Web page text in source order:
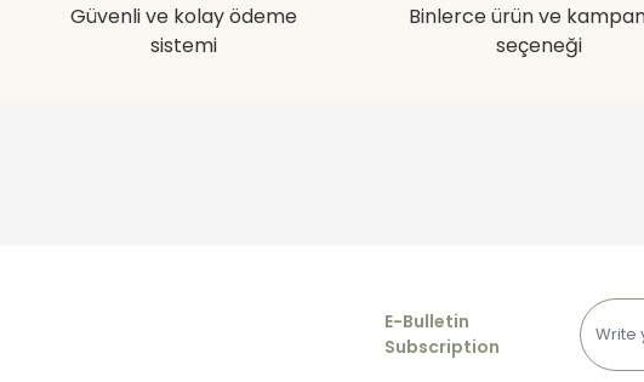
Güvenli ve kolay ödeme
sistemi
Binlerce ürün ve
seçeneği
E-Bulletin
Subscription